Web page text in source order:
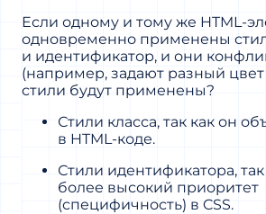
Если одному и тому же HTML-
одновременно применены
и идентификатор, и они
(например, задают разный
стили будут применены?
Стили класса, так как он
в HTML-коде.
Стили идентификатора,
более высокий приоритет
(специфичность) в CSS.